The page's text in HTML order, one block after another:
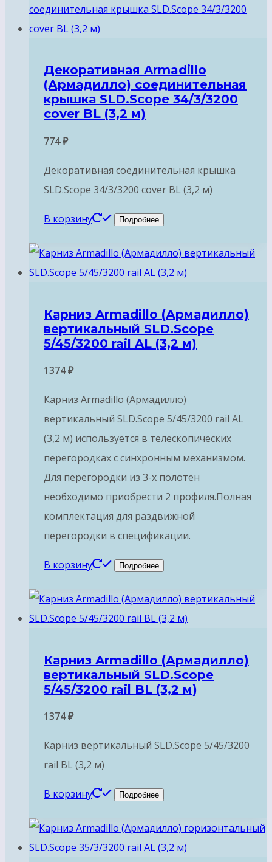
Декоративная Armadillo
(Армадилло) соединительная
крышка SLD.Scope 34/3/3200
cover BL (3,2 м)
774₽
Декоративная соединительная крышка
SLD.Scope 34/3/3200 cover BL (3,2 м)
В корзину Подробнее
Карниз Armadillo (Армадилло)
вертикальный SLD.Scope
5/45/3200 rail AL (3,2 м)
1374₽
Карниз Armadillo (Армадилло)
вертикальный SLD.Scope 5/45/3200 rail AL
(3,2 м) используется в телескопических
перегородках с синхронным механизмом.
Для перегородки из 3-х полотен
необходимо приобрести 2 профиля.Полная
комплектация для раздвижной
перегородки в спецификации.
В корзину Подробнее
Карниз Armadillo (Армадилло)
вертикальный SLD.Scope
5/45/3200 rail BL (3,2 м)
1374₽
Карниз вертикальный SLD.Scope 5/45/3200
rail BL (3,2 м)
В корзину Подробнее